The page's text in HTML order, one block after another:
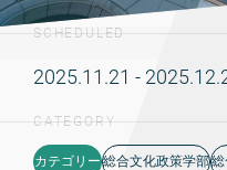
SCHEDULED
2025.11.21 -
CATEGORY
カテゴリー 総合文化政策学部